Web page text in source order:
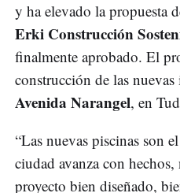
y ha elevado la propuesta
Erki Construcción
finalmente aprobado. El
construcción de las nuevas
Avenida Narangel, en
“Las nuevas piscinas son
ciudad avanza con
proyecto bien diseñado,